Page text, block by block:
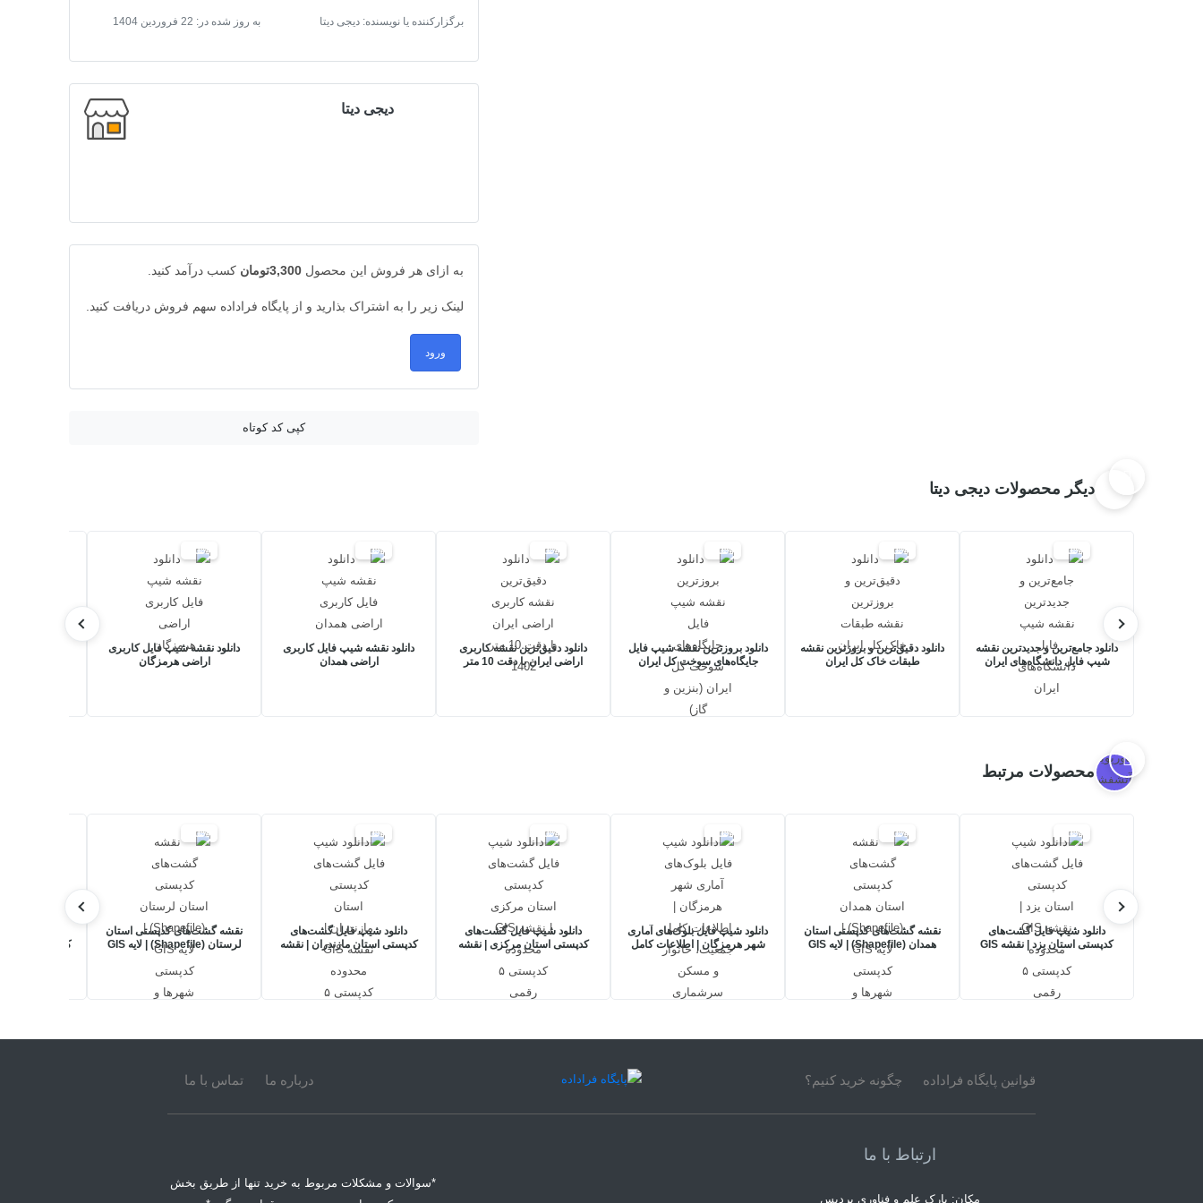
برگزارکننده یا نویسنده: دیجی دیتا به روز شده در: 22 فروردین 1404
دیجی دیتا
به ازای هر فروش این محصول 3,300تومان کسب درآمد کنید.
لینک زیر را به اشتراک بذارید و از پایگاه فراداده سهم فروش دریافت کنید.
ورود
کپی کد کوتاه
دیگر محصولات دیجی دیتا
20%
دانلود جامع‌ترین و جدیدترین نقشه
شیپ فایل دانشگاه‌های ایران
20%
دانلود دقیق‌ترین و بروزترین نقشه
طبقات خاک کل ایران
20%
دانلود بروزترین نقشه شیپ فایل
جایگاه‌های سوخت کل ایران
(بنزین و گاز)
20%
دانلود دقیق‌ترین نقشه کاربری
اراضی ایران با دقت 10 متر
1402
20%
دانلود نقشه شیپ فایل کاربری
اراضی همدان
20%
دانلود نقشه شیپ فایل کاربری
اراضی هرمزگان
محصولات مرتبط
30%
دانلود شیپ فایل گشت‌های
کدپستی استان یزد | نقشه GIS
محدوده کدپستی ۵ رقمی
30%
نقشه گشت‌های کدپستی استان
همدان (Shapefile) | لایه GIS
کدپستی شهرها و شهرستان‌ها
30%
دانلود شیپ فایل بلوک‌های آماری
شهر هرمزگان | اطلاعات کامل
جمعیت، خانوار و مسکن
سرشماری 1395
30%
دانلود شیپ فایل گشت‌های
کدپستی استان مرکزی | نقشه
20%
دانلود شیپ فایل گشت‌های
کدپستی استان مازندران | نقشه
30%
نقشه گشت‌های کدپستی استان
لرستان (Shapefile) | لایه GIS
کدپستی شهرها و شهرستان‌ها
قوانین پایگاه فراداده چگونه خرید کنیم؟ درباره ما تماس با ما
ارتباط با ما
مکان: پارک علم و فناوری پردیس
*سوالات و مشکلات مربوط به خرید تنها از طریق بخش